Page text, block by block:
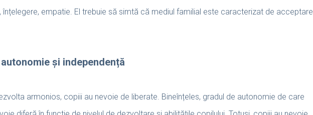
înțelegere, empatie. El trebuie să simtă că mediul familial este caracterizat de acceptare
și independență
armonios, copiii au nevoie de liberate. Bineînțeles, gradul de autonomie de care